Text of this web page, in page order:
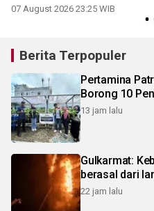
07 August 2026 23:25 WIB
Berita Terpopuler
Pertamina
Borong 10
13 jam lalu
Gulkarmat:
berasal dari
22 jam lalu